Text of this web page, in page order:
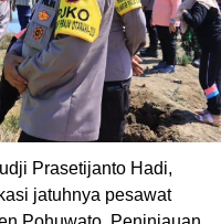
Prasetijanto Hadi,
jatuhnya pesawat